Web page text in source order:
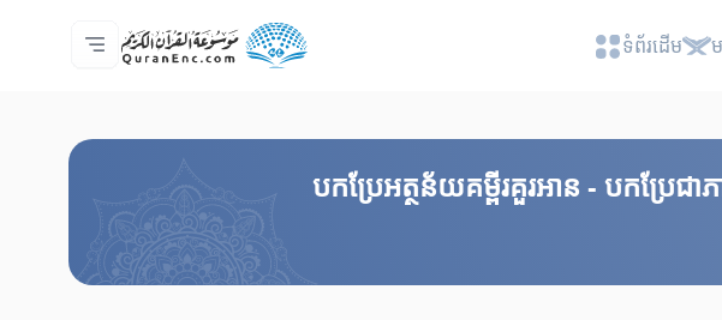
ទំព័រ​ដេីម
មាតិកានៃការបកប្រែ
Audio
សេវាកម្មសម្រាប់អ្នកអភិវឌ្ឍន៍ - API
អំពី​គម្រោង
ទំនាក់ទំងមកកាន់យើងខ្ញុំ
ភាសា ទំព័រ​ដេីម
បកប្រែអត្ថន័យគម្ពីរគួរអាន - បកប្រែ